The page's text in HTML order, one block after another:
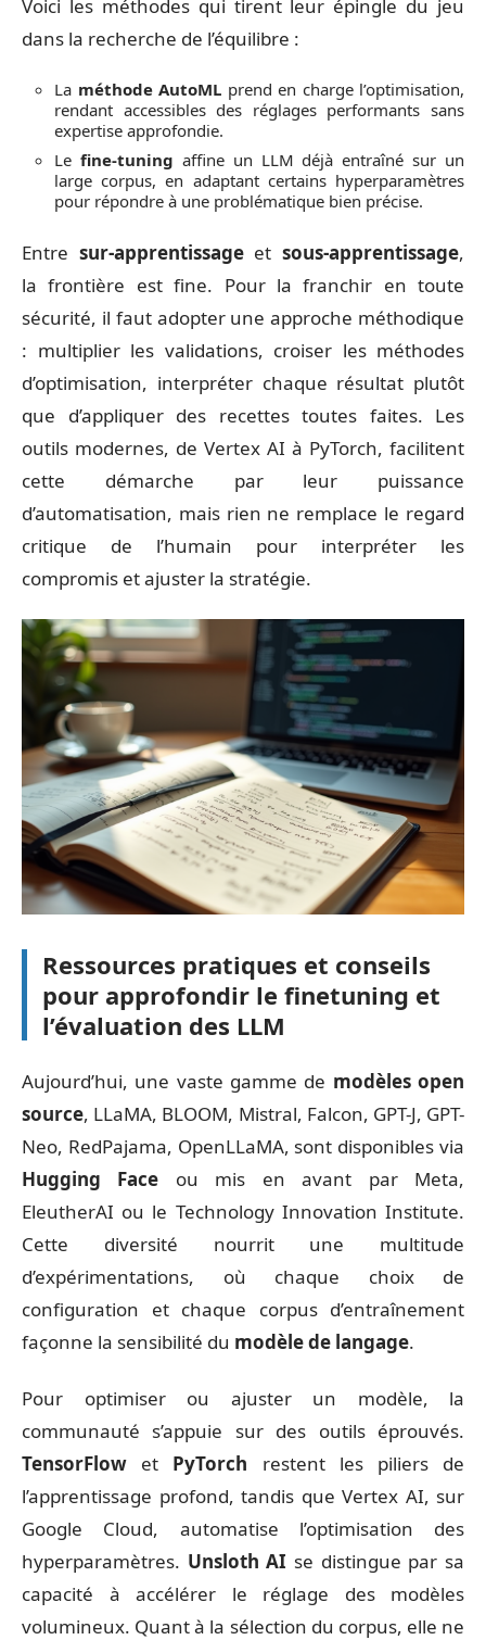
Voici les méthodes qui tirent leur épingle du jeu
dans la recherche de l’équilibre :
La méthode AutoML prend en charge l’optimisation,
rendant accessibles des réglages performants sans
expertise approfondie.
Le fine-tuning affine un LLM déjà entraîné sur un
large corpus, en adaptant certains hyperparamètres
pour répondre à une problématique bien précise.
Entre sur-apprentissageetsous-apprentissage,
la frontière est fine. Pour la franchir en toute
sécurité, il faut adopter une approche méthodique
: multiplier les validations, croiser les méthodes
d’optimisation, interpréter chaque résultat plutôt
que d’appliquer des recettes toutes faites. Les
outils modernes, de Vertex AI à PyTorch, facilitent
cette démarche par leur puissance
d’automatisation, mais rien ne remplace le regard
critique de l’humain pour interpréter les
compromis et ajuster la stratégie.
Ressources pratiques et conseils
pour approfondir le finetuning et
l’évaluation des LLM
Aujourd’hui, une vaste gamme de modèles open
source, LLaMA, BLOOM, Mistral, Falcon, GPT-J, GPT-
Neo, RedPajama, OpenLLaMA, sont disponibles via
Hugging Face ou mis en avant par Meta,
EleutherAI ou le Technology Innovation Institute.
Cette diversité nourrit une multitude
d’expérimentations, où chaque choix de
configuration et chaque corpus d’entraînement
façonne la sensibilité du modèle de langage.
Pour optimiser ou ajuster un modèle, la
communauté s’appuie sur des outils éprouvés.
TensorFlow et PyTorch restent les piliers de
l’apprentissage profond, tandis que Vertex AI, sur
Google Cloud, automatise l’optimisation des
hyperparamètres. Unsloth AI se distingue par sa
capacité à accélérer le réglage des modèles
volumineux. Quant à la sélection du corpus, elle ne